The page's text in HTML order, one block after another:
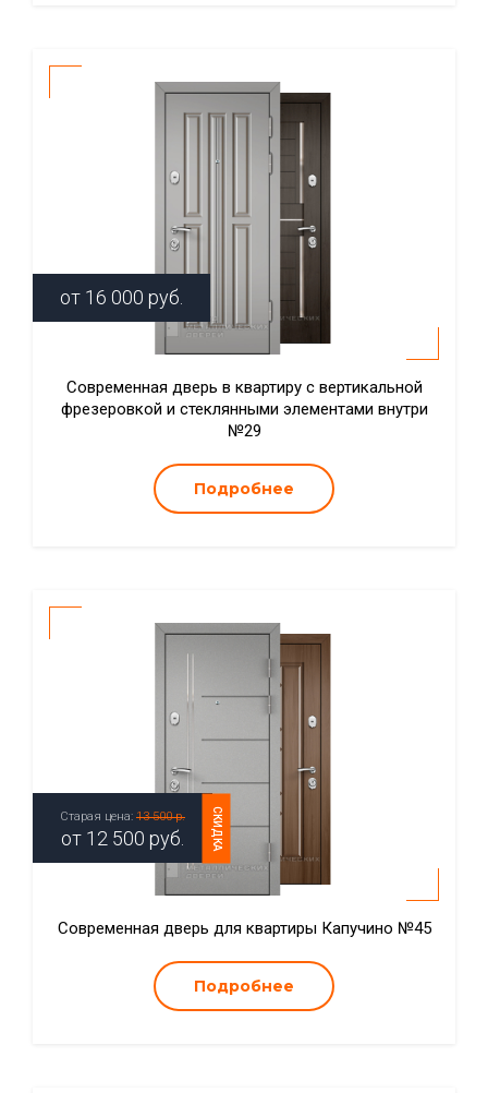
от 16 000 руб.
Современная дверь в квартиру с вертикальной
фрезеровкой и стеклянными элементами внутри
№29
Подробнее
СКИДКА
Старая цена: 13 500 р.
от 12 500 руб.
Современная дверь для квартиры Капучино №45
Подробнее